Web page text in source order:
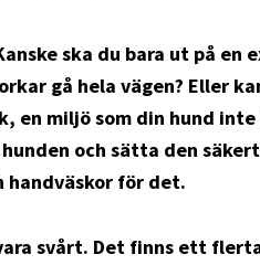
ska du bara ut på en
gå hela vägen? Eller
miljö som din hund inte
och sätta den
handväskor för det.
svårt. Det finns ett